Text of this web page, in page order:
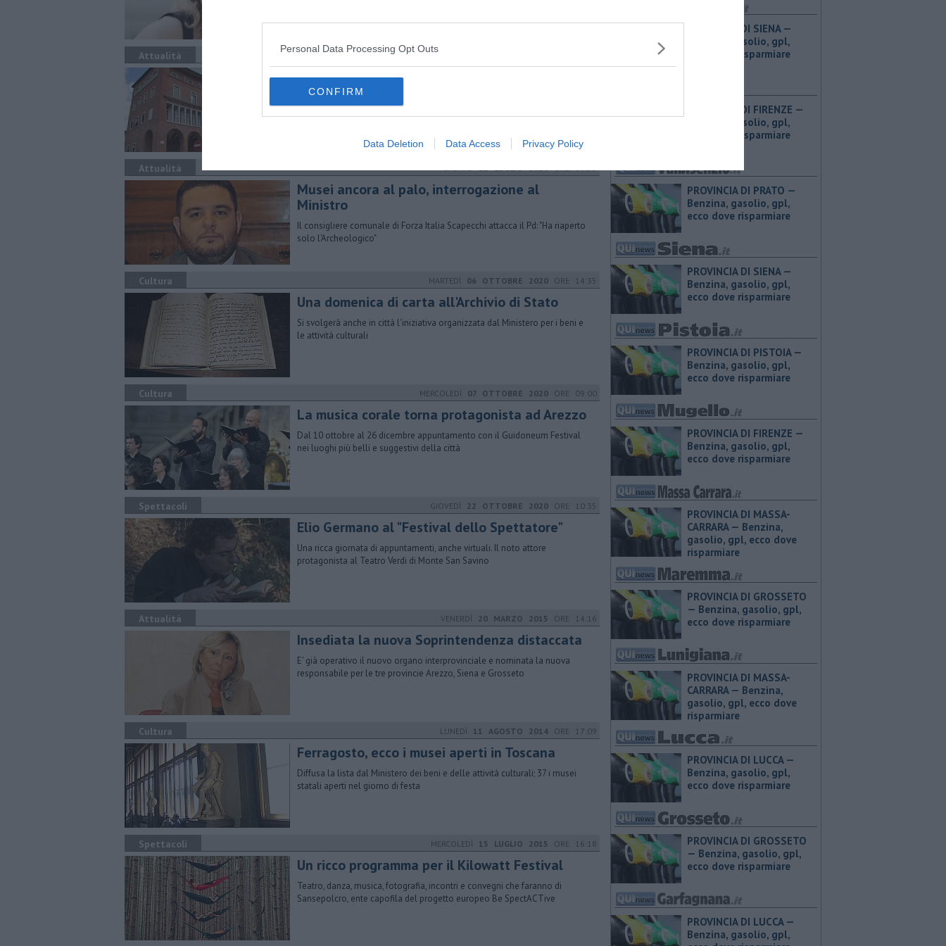
Personal Data Processing Opt Outs
CONFIRM
Data Deletion Data Access Privacy Policy
Attualità GIOVEDÌ
"Non si lasci morire Arezzo"
Presentata da Manneschi e De Robertis, consiglieri regionali di Toscana
Civica Riformista e del PD, una mozione sul futuro della Soprintendenza
Attualità SABATO11 LUGLIO 2020ORE 09:55
Musei ancora al palo, interrogazione al
Ministro
Il consigliere comunale di Forza Italia Scapecchi attacca il Pd: "Ha riaperto
solo l'Archeologico"
Cultura MARTEDÌ 06 OTTOBRE 2020 ORE 14:35
Una domenica di carta all'Archivio di Stato
Si svolgerà anche in città l'iniziativa organizzata dal Ministero per i beni e
le attività culturali
Cultura MERCOLEDÌ 07 OTTOBRE 2020 ORE 09:00
La musica corale torna protagonista ad Arezzo
Dal 10 ottobre al 26 dicembre appuntamento con il Guidoneum Festival
nei luoghi più belli e suggestivi della città
Spettacoli GIOVEDÌ 22 OTTOBRE 2020 ORE 10:35
Elio Germano al "Festival dello Spettatore"
Una ricca giornata di appuntamenti, anche virtuali. Il noto attore
protagonista al Teatro Verdi di Monte San Savino
Attualità VENERDÌ 20 MARZO 2015 ORE 14:16
Insediata la nuova Soprintendenza distaccata
E' già operativo il nuovo organo interprovinciale e nominata la nuova
responsabile per le tre provincie Arezzo, Siena e Grosseto
Cultura LUNEDÌ 11 AGOSTO 2014 ORE 17:09
Ferragosto, ecco i musei aperti in Toscana
Diffusa la lista dal Ministero dei beni e delle attività culturali; 37 i musei
statali aperti nel giorno di festa
Spettacoli MERCOLEDÌ 15 LUGLIO 2015 ORE 16:18
Un ricco programma per il Kilowatt Festival
Teatro, danza, musica, fotografia, incontri e convegni che faranno di
Sansepolcro, ente capofila del progetto europeo Be SpectACTive
PROVINCIA DI SIENA — ​
Benzina, gasolio, gpl,
ecco dove risparmiare
PROVINCIA DI FIRENZE — ​
Benzina, gasolio, gpl,
ecco dove risparmiare
PROVINCIA DI PRATO — ​
Benzina, gasolio, gpl,
ecco dove risparmiare
PROVINCIA DI SIENA — ​
Benzina, gasolio, gpl,
ecco dove risparmiare
PROVINCIA DI PISTOIA — ​
Benzina, gasolio, gpl,
ecco dove risparmiare
PROVINCIA DI FIRENZE — ​
Benzina, gasolio, gpl,
ecco dove risparmiare
PROVINCIA DI MASSA-
CARRARA — ​Benzina,
gasolio, gpl, ecco dove
risparmiare
PROVINCIA DI GROSSETO
— ​Benzina, gasolio, gpl,
ecco dove risparmiare
PROVINCIA DI MASSA-
CARRARA — ​Benzina,
gasolio, gpl, ecco dove
risparmiare
PROVINCIA DI LUCCA — ​
Benzina, gasolio, gpl,
ecco dove risparmiare
PROVINCIA DI GROSSETO
— ​Benzina, gasolio, gpl,
ecco dove risparmiare
PROVINCIA DI LUCCA — ​
Benzina, gasolio, gpl,